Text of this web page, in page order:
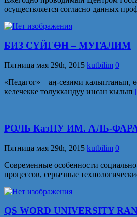
осуществляется согласно данных
БИЗ СҮЙГӨН – МУГАЛИМ
Пятница мая 29th, 2015 kutbilim 0
«Педагог» – аӊ-сезими калыптанып,
келечекке толуккандуу инсан кылып
РОЛЬ КазНУ ИМ. АЛЬ-
Пятница мая 29th, 2015 kutbilim 0
Современные особенности
процессов, серьезные
QS WORD